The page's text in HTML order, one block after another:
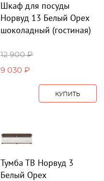
Шкаф для посуды
Норвуд 13 Белый Орех
шоколадный (гостиная)
12 900 ₽
9 030 ₽
КУПИТЬ
Тумба ТВ Норвуд 3
Белый Орех